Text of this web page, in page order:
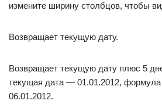
измените ширину столбцов, чтобы
Возвращает текущую дату.
Возвращает текущую дату плюс 5
текущая дата — 01.01.2012, формула
06.01.2012.